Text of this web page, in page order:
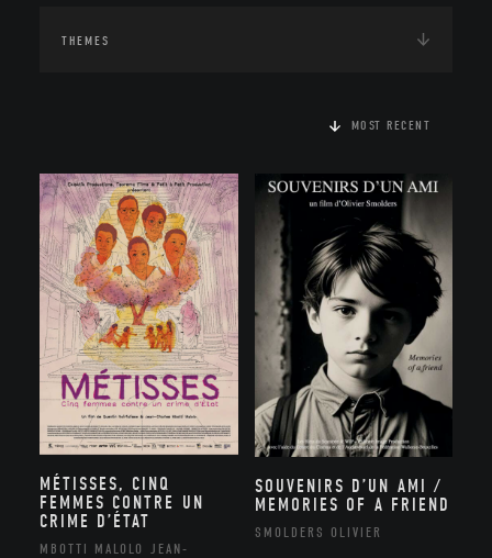
THEMES
MOST RECENT
MÉTISSES, CINQ
FEMMES CONTRE UN
CRIME D’ÉTAT
MBOTTI MALOLO JEAN-
SOUVENIRS D’UN AMI /
MEMORIES OF A FRIEND
SMOLDERS OLIVIER